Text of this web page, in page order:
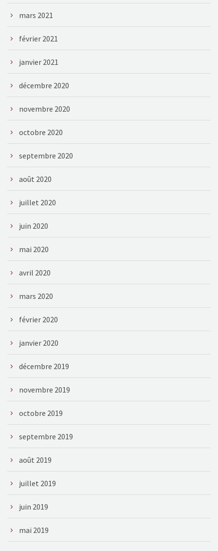
mars 2021
février 2021
janvier 2021
décembre 2020
novembre 2020
octobre 2020
septembre 2020
août 2020
juillet 2020
juin 2020
mai 2020
avril 2020
mars 2020
février 2020
janvier 2020
décembre 2019
novembre 2019
octobre 2019
septembre 2019
août 2019
juillet 2019
juin 2019
mai 2019